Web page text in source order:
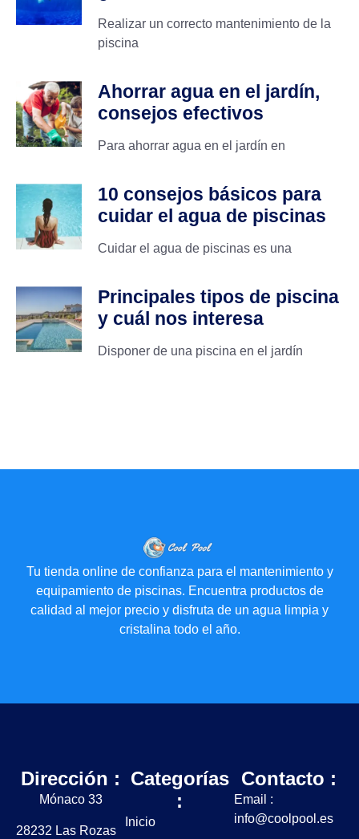
Realizar un correcto mantenimiento de la
piscina
Ahorrar agua en el jardín,
consejos efectivos
Para ahorrar agua en el jardín en
10 consejos básicos para
cuidar el agua de piscinas
Cuidar el agua de piscinas es una
Principales tipos de piscina
y cuál nos interesa
Disponer de una piscina en el jardín
Tu tienda online de confianza para el mantenimiento y
equipamiento de piscinas. Encuentra productos de
calidad al mejor precio y disfruta de un agua limpia y
cristalina todo el año.
Dirección :
Mónaco 33
28232 Las Rozas
Categorías
:
Inicio
Contacto :
Email :
info@coolpool.es